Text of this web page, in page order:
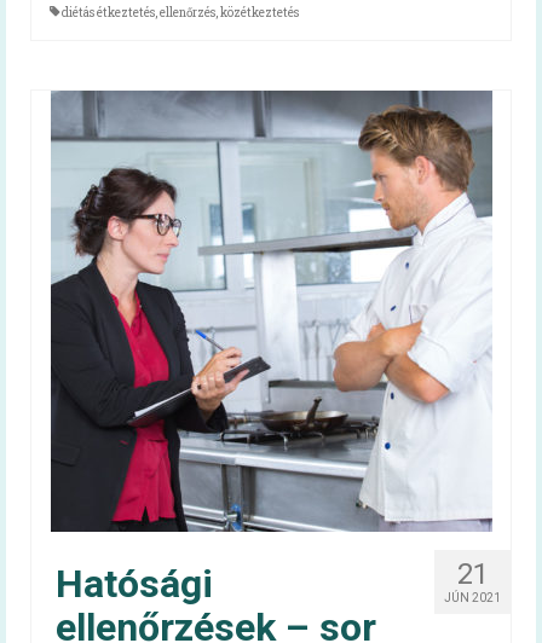
Diéta
Diétás étkezés kiadvány
Tanácsok koronavírus-járvány idején
Cikkek
Közétkeztetés
Keressük Magyarország legkedveltebb
közétkeztetésben dolgozó szakembereit
Közétkeztetési rendelet
A rendelet szövege
A rendelet magyarázata (videó)
Gyakran ismételt kérdések
diétás étkeztetés,ellenőrzés,közétkeztetés
21
JÚN 2021
Hatósági
ellenőrzések – sor